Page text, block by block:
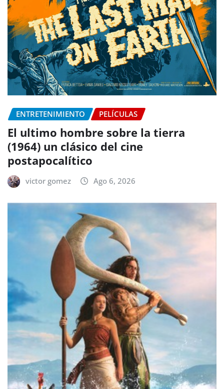
ENTRETENIMIENTO PELÍCULAS
El ultimo hombre sobre la tierra
(1964) un clásico del cine
postapocalítico
victor gomez Ago 6, 2026